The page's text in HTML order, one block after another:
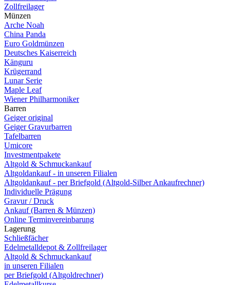
Zollfreilager
Münzen
Arche Noah
China Panda
Euro Goldmünzen
Deutsches Kaiserreich
Känguru
Krügerrand
Lunar Serie
Maple Leaf
Wiener Philharmoniker
Barren
Geiger original
Geiger Gravurbarren
Tafelbarren
Umicore
Investmentpakete
Altgold & Schmuckankauf
Altgoldankauf - in unseren Filialen
Altgoldankauf - per Briefgold (Altgold-Silber Ankaufrechner)
Individuelle Prägung
Gravur / Druck
Ankauf (Barren & Münzen)
Online Terminvereinbarung
Lagerung
Schließfächer
Edelmetalldepot & Zollfreilager
Altgold & Schmuckankauf
in unseren Filialen
per Briefgold (Altgoldrechner)